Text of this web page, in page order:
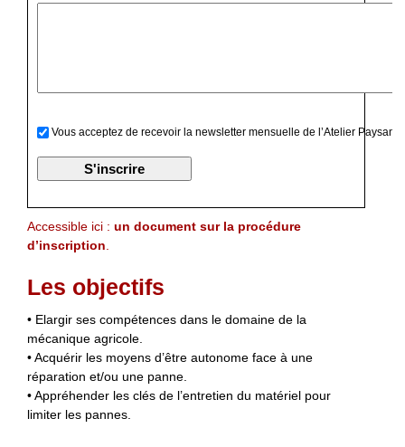
Vous acceptez de recevoir la newsletter mensuelle de l’Atelier Paysan
Accessible ici : un document sur la procédure
d’inscription.
Les objectifs
• Elargir ses compétences dans le domaine de la
mécanique agricole.
• Acquérir les moyens d’être autonome face à une
réparation et/ou une panne.
• Appréhender les clés de l’entretien du matériel pour
limiter les pannes.